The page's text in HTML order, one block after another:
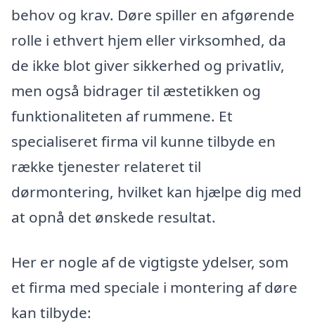
behov og krav. Døre spiller en afgørende
rolle i ethvert hjem eller virksomhed, da
de ikke blot giver sikkerhed og privatliv,
men også bidrager til æstetikken og
funktionaliteten af rummene. Et
specialiseret firma vil kunne tilbyde en
række tjenester relateret til
dørmontering, hvilket kan hjælpe dig med
at opnå det ønskede resultat.
Her er nogle af de vigtigste ydelser, som
et firma med speciale i montering af døre
kan tilbyde: